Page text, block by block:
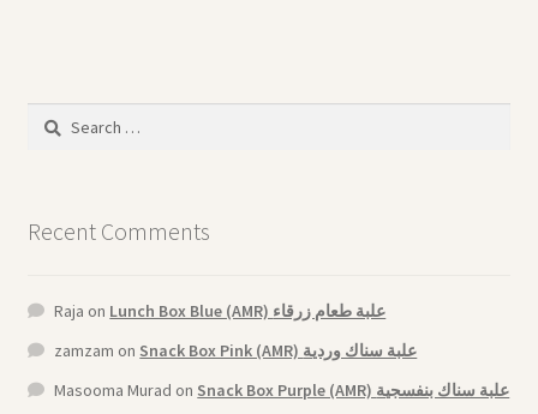
Search
Recent Comments
Raja on
Lunch Box Blue (AMR) علبة طعام زرقاء
zamzam on
Snack Box Pink (AMR) علبة سناك وردية
Masooma Murad on Snack Box Purple (AMR) علبة سناك بنفسجية